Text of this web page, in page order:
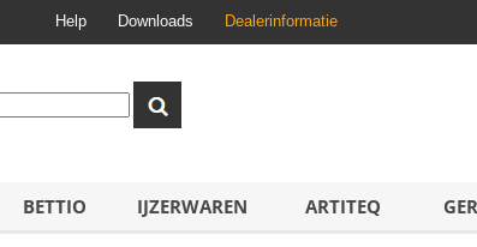
Help Downloads Dealerinformatie
BETTIO IJZERWAREN ARTITEQ